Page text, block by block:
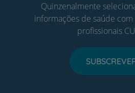
Quinzenalmente
informações de saúde com
profissionais